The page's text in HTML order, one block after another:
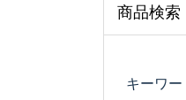
商品検索
キーワ